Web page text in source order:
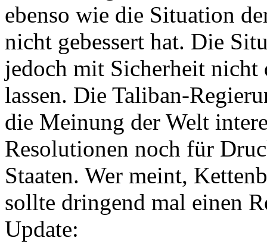
ebenso wie die Situation
nicht gebessert hat. Die
jedoch mit Sicherheit nicht
lassen. Die Taliban-
die Meinung der Welt
Resolutionen noch für
Staaten. Wer meint,
sollte dringend mal einen
Update: